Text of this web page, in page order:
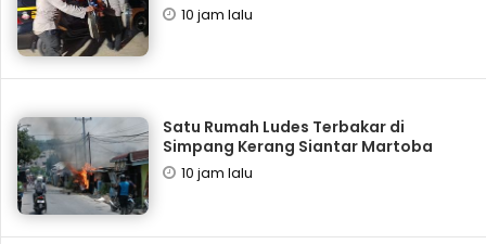
10 jam lalu
Satu Rumah Ludes Terbakar di
Simpang Kerang Siantar Martoba
10 jam lalu